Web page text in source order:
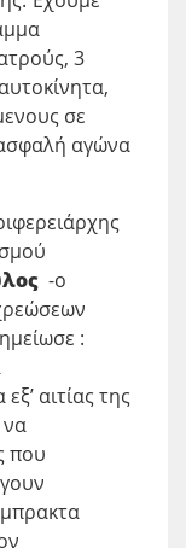
3
σε
αγώνα
-ο
:
αιτίας της
που